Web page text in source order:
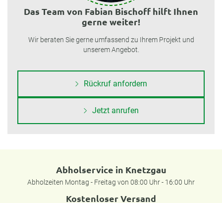
Das Team von Fabian Bischoff hilft Ihnen
gerne weiter!
Wir beraten Sie gerne umfassend zu Ihrem Projekt und
unserem Angebot.
Rückruf anfordern
Jetzt anrufen
Abholservice in Knetzgau
Abholzeiten Montag - Freitag von 08:00 Uhr - 16:00 Uhr
Kostenloser Versand